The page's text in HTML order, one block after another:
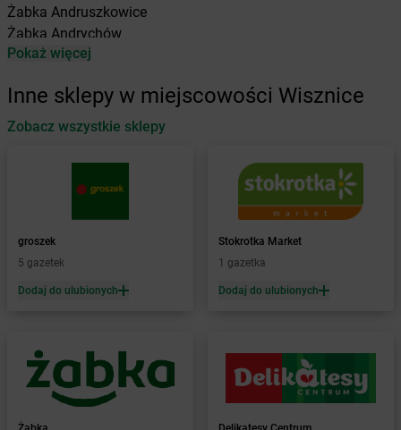
Żabka Andruszkowice
Żabka Andrychów
Żabka Antonie
Żabka Automat
Żabka Babica
Baborów
Baboszewo
Żabka Bachowice
Żabka Bądkowo
Żabka Bąków
Żabka
Baniocha
Żabka Baranowo
Żabka Barcin
Barczewo
Pokaż więcej
Inne sklepy w miejscowości Wisznice
Zobacz wszystkie sklepy
groszek
5 gazetek
Dodaj do ulubionych
Stokrotka Market
1 gazetka
Dodaj do ulubionych